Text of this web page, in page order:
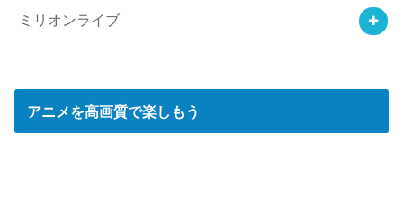
ミリオンライブ
アニメを高画質で楽しもう